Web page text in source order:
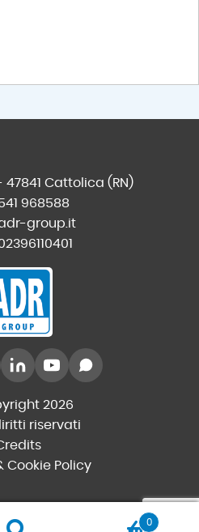
47841 Cattolica (RN)
968588
group.it
2026
riservati
Cookie Policy
0